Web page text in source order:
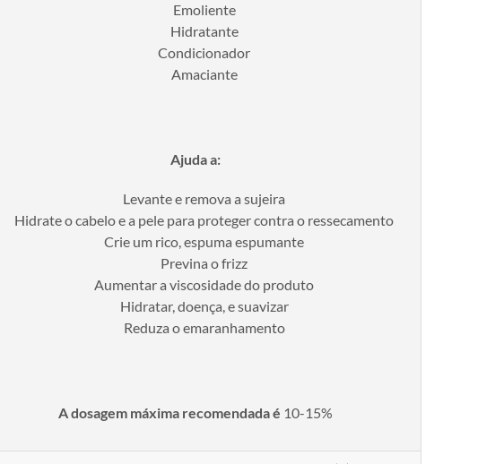
Emoliente
Hidratante
Condicionador
Amaciante
Ajuda a:
Levante e remova a sujeira
Hidrate o cabelo e a pele para proteger contra o ressecamento
Crie um rico, espuma espumante
Previna o frizz
Aumentar a viscosidade do produto
Hidratar, doença, e suavizar
Reduza o emaranhamento
A dosagem máxima recomendada é 10-15%